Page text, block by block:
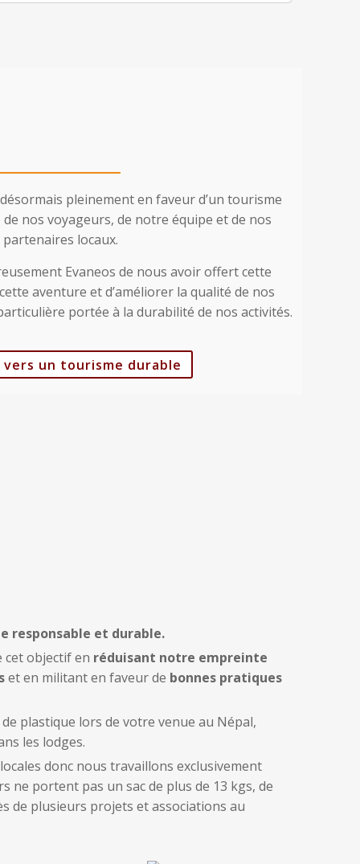
pleinement en faveur d’un tourisme
nos voyageurs, de notre équipe et de nos
partenaires locaux.
Evaneos de nous avoir offert cette
aventure et d’améliorer la qualité de nos
portée à la durabilité de nos activités.
un tourisme durable
responsable et durable.
cet objectif en réduisant notre empreinte
et en militant en faveur de bonnes pratiques
plastique lors de votre venue au Népal,
les lodges.
donc nous travaillons exclusivement
ne portent pas un sac de plus de 13 kgs, de
de plusieurs projets et associations au